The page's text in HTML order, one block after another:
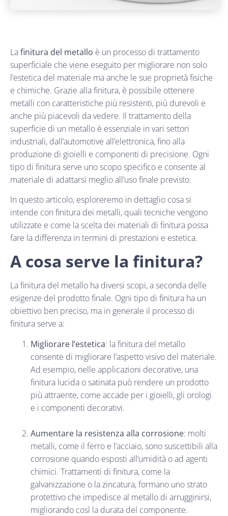
Lafinitura del metallo è un processo di trattamento
superficiale che viene eseguito per migliorare non solo
l’estetica del materiale ma anche le sue proprietà fisiche
e chimiche. Grazie alla finitura, è possibile ottenere
metalli con caratteristiche più resistenti, più durevoli e
anche più piacevoli da vedere. Il trattamento della
superficie di un metallo è essenziale in vari settori
industriali, dall’automotive all’elettronica, fino alla
produzione di gioielli e componenti di precisione. Ogni
tipo di finitura serve uno scopo specifico e consente al
materiale di adattarsi meglio all’uso finale previsto.
In questo articolo, esploreremo in dettaglio cosa si
intende con finitura dei metalli, quali tecniche vengono
utilizzate e come la scelta dei materiali di finitura possa
fare la differenza in termini di prestazioni e estetica.
A cosa serve la finitura?
La finitura del metallo ha diversi scopi, a seconda delle
esigenze del prodotto finale. Ogni tipo di finitura ha un
obiettivo ben preciso, ma in generale il processo di
finitura serve a:
Migliorare l’estetica: la finitura del metallo
consente di migliorare l’aspetto visivo del materiale.
Ad esempio, nelle applicazioni decorative, una
finitura lucida o satinata può rendere un prodotto
più attraente, come accade per i gioielli, gli orologi
e i componenti decorativi.
Aumentare la resistenza alla corrosione: molti
metalli, come il ferro e l’acciaio, sono suscettibili alla
corrosione quando esposti all’umidità o ad agenti
chimici. Trattamenti di finitura, come la
galvanizzazione o la zincatura, formano uno strato
protettivo che impedisce al metallo di arrugginirsi,
migliorando così la durata del componente.